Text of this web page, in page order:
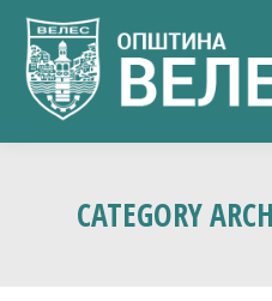
CATEGORY